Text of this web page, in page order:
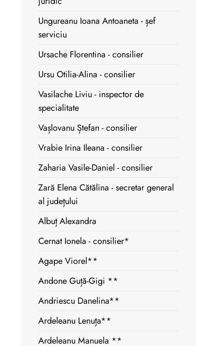
Ungureanu Ioana Antoaneta - șef
serviciu
Ursache Florentina - consilier
Ursu Otilia-Alina - consilier
Vasilache Liviu - inspector de
specialitate
Vașlovanu Ștefan - consilier
Vrabie Irina Ileana - consilier
Zaharia Vasile-Daniel - consilier
Zară Elena Cătălina - secretar general
al județului
Albuț Alexandra
Cernat Ionela - consilier*
Agape Viorel**
Andone Guță-Gigi **
Andriescu Danelina**
Ardeleanu Lenuța**
Ardeleanu Manuela **